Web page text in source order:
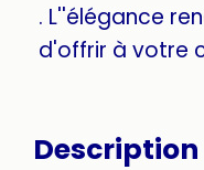
. L''élégance
d'offrir à votre
Description